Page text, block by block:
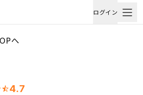
ログイン
へ
4.7